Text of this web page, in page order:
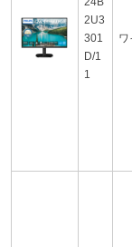
2U3
301
D/1
1
ワ